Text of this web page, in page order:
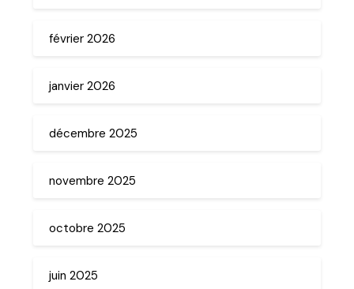
février 2026
janvier 2026
décembre 2025
novembre 2025
octobre 2025
juin 2025